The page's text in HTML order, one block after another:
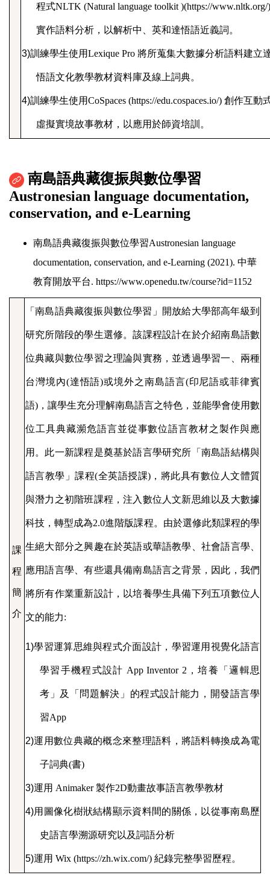
程式NLTK (Natural language toolkit )(https://www.nltk.org/)
實作語料分析，以解析中、英和達悟語近義詞。
3)訓練學生使用Lexique Pro 將所蒐集大數據分析語料建立
悟語文化教學教材資料庫及線上詞典。
4)訓練學生使用CoSpaces (https://edu.cospaces.io/) 創作互動
虛擬實境故事教材，以應用於師資培訓。
南島語典藏復振與數位學習
Austronesian language documentation,
conservation, and e-Learning
南島語典藏復振與數位學習Austronesian language
documentation, conservation, and e-Learning (2021). 中華
教育開放平台. https://www.openedu.tw/course?id=1152
課
程
簡
介
「南島語典藏復振與數位學習」開放給大學部高年級到
研究所階段的學生選修。該課程設計在於介紹南島語數
位典藏與數位學習之理論與實務，並透過學習一、兩種
台灣境內(達悟語)或境外之南島語言(印尼語或菲律賓
語) ，讓學生充分理解南島語言之特色，並能學會使用數
位工具典藏瀕危語言並從事數位語言教材之製作與應
用。此一新課程是奠基於語言學研究所「南島語結構與
語言教學」課程(全英語授課)，將此具有數位人文體質
與潛力之初階班課程，注入數位人文新思維以及大數據
科技，轉型成為2.0進階版課程。由於選修此類課程的學
生絕大部分之興趣在於英語或華語教學、社會語言學、
應用語言學、有些還具備南島語言之背景，因此，我們
將所有作業重新設計，以培養學生具備下列五項數位人
文的能力:
1)學習運算思維與程式介面設計，學習運用視覺化語言
學習手機程式設計 App Inventor 2 ，培養「邏輯思
考」及「問題解決」的程式設計能力，開發語言學
習App
2)運用數位典藏的概念來整理語料，將語料轉換成為電
子詞典(書)
3)運用 Animaker製作2D動畫故事語言教學教材
4)用圖像化樹狀結構顯示資料間的關係，以從事南島歷
史語言學溯源研究以及詞語分析
5)運用 Wix (https://zh.wix.com/) 紀錄完整學習歷程。